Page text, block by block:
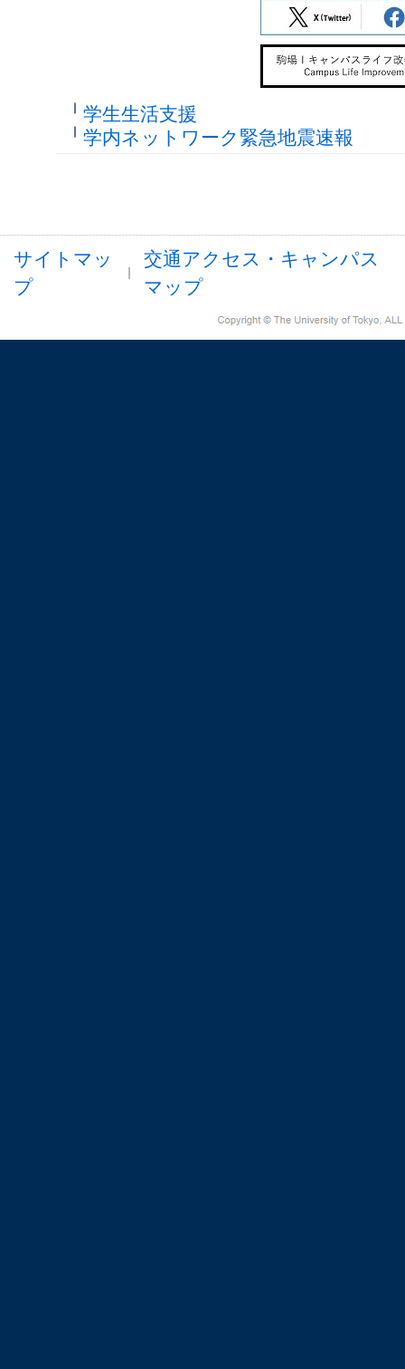
学生生活支援
学内ネットワーク緊急地震速報
サイトマッ
プ
交通アクセス・キャンパス
マップ